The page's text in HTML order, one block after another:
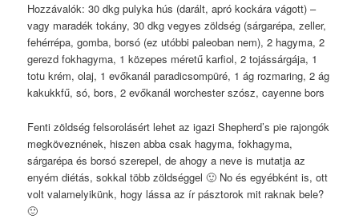
Hozzávalók: 30 dkg pulyka hús (darált, apró kockára vágott) –
vagy maradék tokány, 30 dkg vegyes zöldség (sárgarépa, zeller,
fehérrépa, gomba, borsó (ez utóbbi paleoban nem), 2 hagyma, 2
gerezd fokhagyma, 1 közepes méretű karfiol, 2 tojássárgája, 1
totu krém, olaj, 1 evőkanál paradicsompüré, 1 ág rozmaring, 2 ág
kakukkfű, só, bors, 2 evőkanál worchester szósz, cayenne bors
Fenti zöldség felsorolásért lehet az igazi Shepherd’s pie rajongók
megköveznének, hiszen abba csak hagyma, fokhagyma,
sárgarépa és borsó szerepel, de ahogy a neve is mutatja az
enyém diétás, sokkal több zöldséggel 🙂 No és egyébként is, ott
volt valamelyikünk, hogy lássa az ír pásztorok mit raknak bele?
🙂